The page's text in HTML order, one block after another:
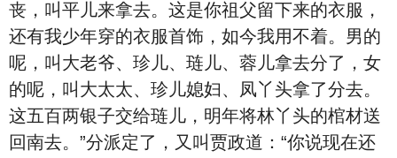
丧，叫平儿来拿去。这是你祖父留下来的衣服，
还有我少年穿的衣服首饰，如今我用不着。男的
呢，叫大老爷、珍儿、琏儿、蓉儿拿去分了，女
的呢，叫大太太、珍儿媳妇、凤丫头拿了分去。
这五百两银子交给琏儿，明年将林丫头的棺材送
回南去。”分派定了，又叫贾政道：“你说现在还